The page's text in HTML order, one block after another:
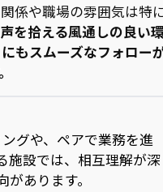
係や職場の雰囲気は特
を拾える風通しの良い
もスムーズなフォロー
グや、ペアで業務を進
施設では、相互理解が深
あります。